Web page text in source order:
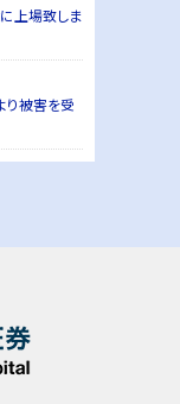
上場致しま
り被害を受